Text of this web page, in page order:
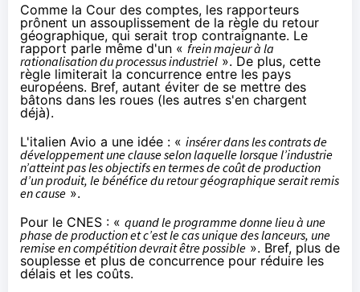
Comme la Cour des comptes, les rapporteurs
prônent un assouplissement de la règle du retour
géographique, qui serait trop contraignante. Le
rapport parle même d'un « frein majeur à la
rationalisation du processus industriel ». De plus, cette
règle limiterait la concurrence entre les pays
européens. Bref, autant éviter de se mettre des
bâtons dans les roues (les autres s'en chargent
déjà).
L'italien Avio a une idée : « insérer dans les contrats de
développement une clause selon laquelle lorsque l’industrie
n’atteint pas les objectifs en termes de coût de production
d’un produit, le bénéfice du retour géographique serait remis
en cause ».
Pour le CNES : « quand le programme donne lieu à une
phase de production et c’est le cas unique des lanceurs, une
remise en compétition devrait être possible ». Bref, plus de
souplesse et plus de concurrence pour réduire les
délais et les coûts.